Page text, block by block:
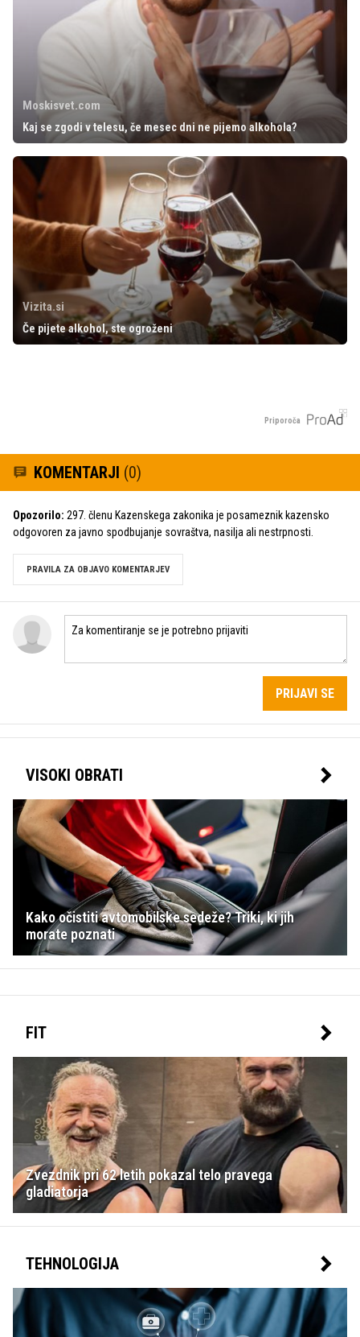
Moskisvet.com
Kaj se zgodi v telesu, če mesec dni ne pijemo alkohola?
Vizita.si
Če pijete alkohol, ste ogroženi
Priporoča
KOMENTARJI (0)
Opozorilo: 297. členu Kazenskega zakonika je posameznik kazensko
odgovoren za javno spodbujanje sovraštva, nasilja ali nestrpnosti.
PRAVILA ZA OBJAVO KOMENTARJEV
PRIJAVI SE
VISOKI OBRATI
Kako očistiti avtomobilske sedeže? Triki, ki jih
morate poznati
FIT
Zvezdnik pri 62 letih pokazal telo pravega
gladiatorja
TEHNOLOGIJA